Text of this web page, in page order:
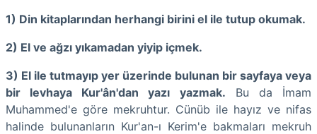
1) Din kitaplarından herhangi birini el ile tutup okumak.
2) El ve ağzı yıkamadan yiyip içmek.
3) El ile tutmayıp yer üzerinde bulunan bir sayfaya veya
bir levhaya Kur'ân'dan yazı yazmak. Bu da İmam
Muhammed'e göre mekruhtur. Cünüb ile hayız ve nifas
halinde bulunanların Kur'an-ı Kerim'e bakmaları mekruh